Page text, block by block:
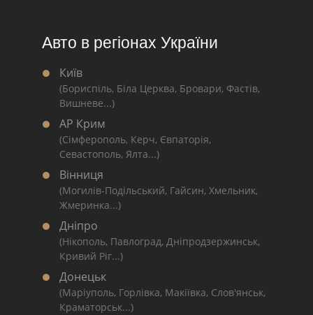
Авто в регіонах України
Київ
(Бориспіль, Біла Церква, Бровари, Фастів,
Вишневе...)
АР Крим
(Сімферополь, Керч, Євпаторія,
Севастополь, Ялта...)
Вінниця
(Могилів-Подільський, Гайсин, Хмельник,
Жмеринка...)
Дніпро
(Нікополь, Павлоград, Дніпродзержинськ,
Кривий Ріг...)
Донецьк
(Маріуполь, Горлівка, Макіївка, Слов'янськ,
Краматорськ...)